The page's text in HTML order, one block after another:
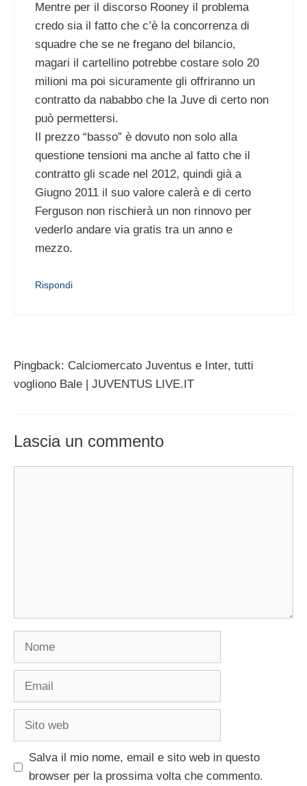
Mentre per il discorso Rooney il problema
credo sia il fatto che c’è la concorrenza di
squadre che se ne fregano del bilancio,
magari il cartellino potrebbe costare solo 20
milioni ma poi sicuramente gli offriranno un
contratto da nababbo che la Juve di certo non
può permettersi.
Il prezzo “basso” è dovuto non solo alla
questione tensioni ma anche al fatto che il
contratto gli scade nel 2012, quindi già a
Giugno 2011 il suo valore calerà e di certo
Ferguson non rischierà un non rinnovo per
vederlo andare via gratis tra un anno e
mezzo.
Rispondi
Pingback: Calciomercato Juventus e Inter, tutti
vogliono Bale | JUVENTUS LIVE.IT
Lascia un commento
Nome
Email
Sito
Salva il mio nome, email e sito web in questo
browser per la prossima volta che commento.